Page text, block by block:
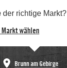
der richtige Markt?
Markt wählen
Brunn am Gebirge